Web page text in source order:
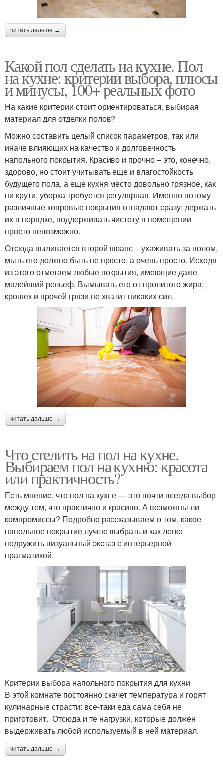
читать дальше →
Какой пол сделать на кухне. Пол
на кухне: критерии выбора, плюсы
и минусы, 100+ реальных фото
На какие критерии стоит ориентироваться, выбирая
материал для отделки полов?
Можно составить целый список параметров, так или
иначе влияющих на качество и долговечность
напольного покрытия. Красиво и прочно – это, конечно,
здорово, но стоит учитывать еще и влагостойкость
будущего пола, а еще кухня место довольно грязное, как
ни крути, уборка требуется регулярная. Именно потому
различные ковровые покрытия отпадают сразу: держать
их в порядке, поддерживать чистоту в помещении
просто невозможно.
Отсюда выливается второй нюанс – ухаживать за полом,
мыть его должно быть не просто, а очень просто. Исходя
из этого отметаем любые покрытия, имеющие даже
малейший рельеф. Вымывать его от пролитого жира,
крошек и прочей грязи не хватит никаких сил.
читать дальше →
Что стелить на пол на кухне.
Выбираем пол на кухню: красота
или практичность?
Есть мнение, что пол на кухне — это почти всегда выбор
между тем, что практично и красиво. А возможны ли
компромиссы? Подробно рассказываем о том, какое
напольное покрытие лучше выбрать и как легко
подружить визуальный экстаз с интерьерной
прагматикой.
Критерии выбора напольного покрытия для кухни
В этой комнате постоянно скачет температура и горят
кулинарные страсти: все-таки еда сама себя не
приготовит. Отсюда и те нагрузки, которые должен
выдерживать любой используемый в ней материал.
читать дальше →